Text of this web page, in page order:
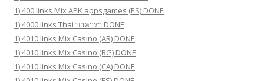
1) 400 links Mix APK appsgames (ES) DONE
1) 4000 links Thai บาคาร่า DONE
1) 4010 links Mix Casino (AR) DONE
1) 4010 links Mix Casino (BG) DONE
1) 4010 links Mix Casino (CA) DONE